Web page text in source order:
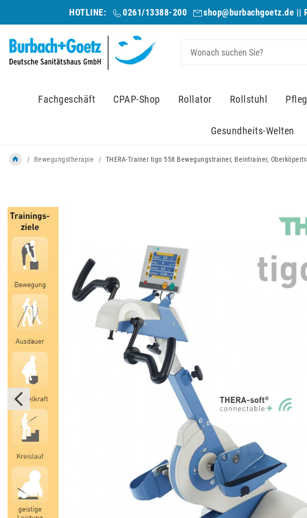
HOTLINE: 0261/13388-200 shop@burbachgoetz.de ||
Fachgeschäft CPAP-Shop Rollator Rollstuhl
Gesundheits-Welten
Bewegungstherapie